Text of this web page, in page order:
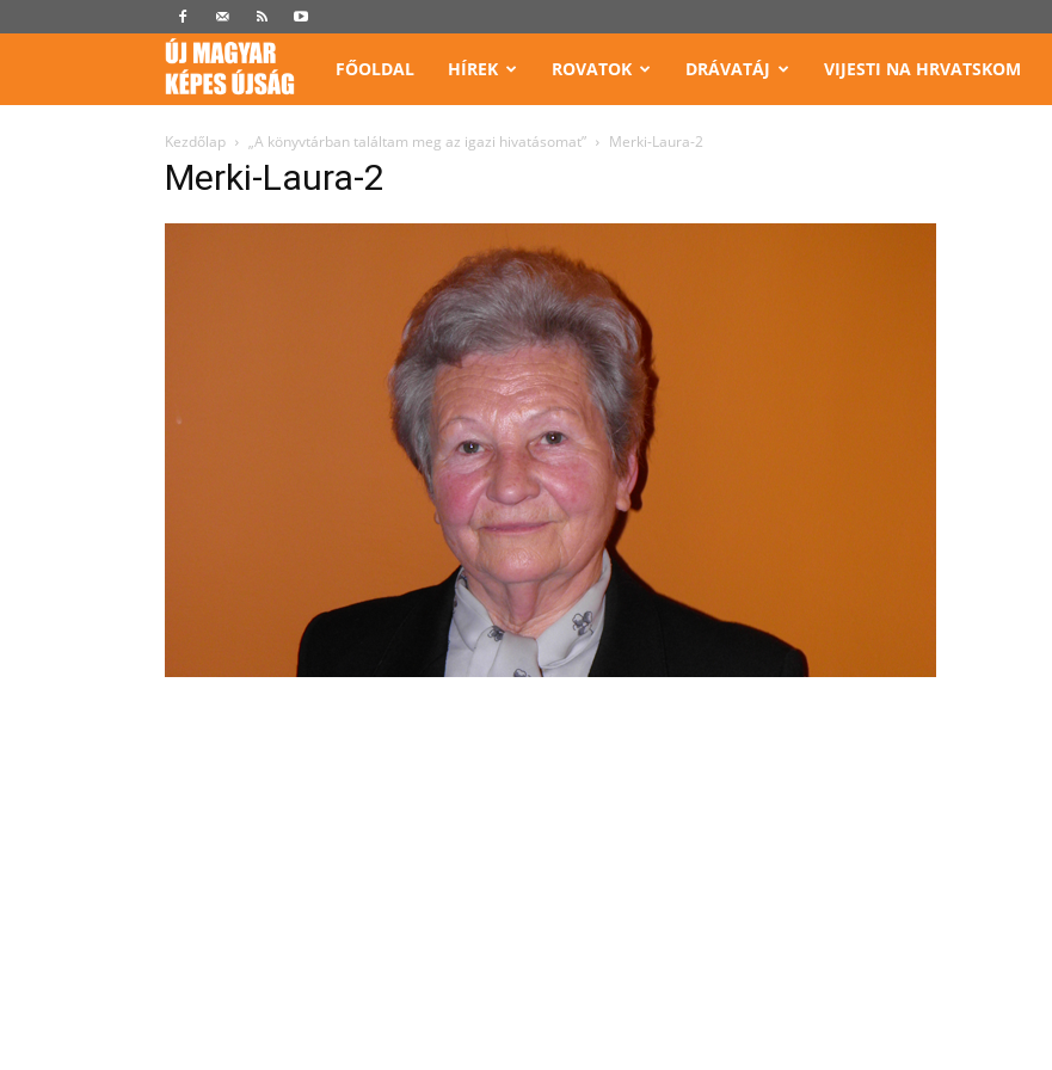
Képes
Újság
FŐOLDAL HÍREK ROVATOK DRÁVATÁJ VIJESTI NA HRVATSKOM
Kezdőlap „A könyvtárban találtam meg az igazi hivatásomat” Merki-Laura-2
Merki-Laura-2